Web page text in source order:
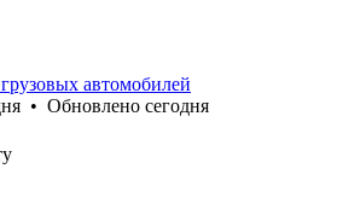
автомобилей
• Обновлено сегодня